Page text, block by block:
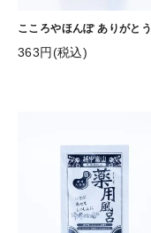
こころやほんぽ ありがとう
363円(税込)